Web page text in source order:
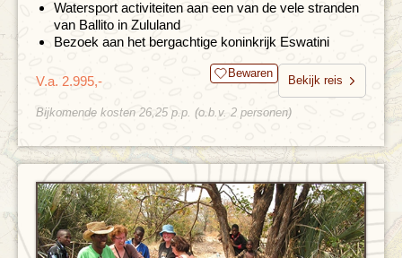
Watersport activiteiten aan een van de vele stranden
van Ballito in Zululand
Bezoek aan het bergachtige koninkrijk Eswatini
V.a. 2.995,- Bewaren
Bekijk reis
Bijkomende kosten 26,25 p.p. (o.b.v. 2 personen)